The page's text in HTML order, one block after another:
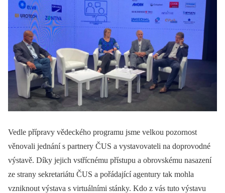
Vedle přípravy vědeckého programu jsme velkou pozornost
věnovali jednání s partnery ČUS a vystavovateli na doprovodné
výstavě. Díky jejich vstřícnému přístupu a obrovskému nasazení
ze strany sekretariátu ČUS a pořádající agentury tak mohla
vzniknout výstava s virtuálními stánky. Kdo z vás tuto výstavu